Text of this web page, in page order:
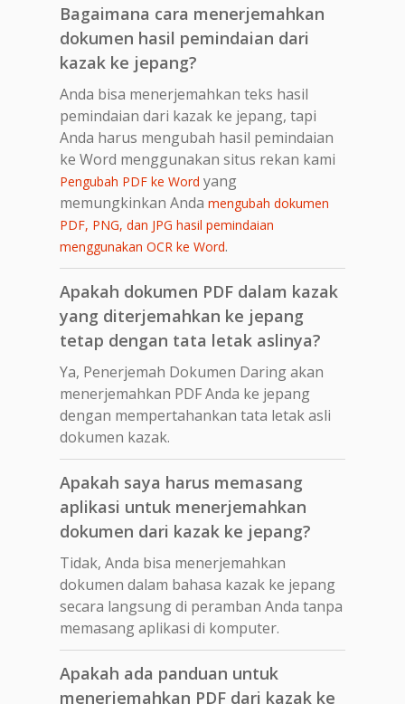
Bagaimana cara menerjemahkan
dokumen hasil pemindaian dari
kazak ke jepang?
Anda bisa menerjemahkan teks hasil
pemindaian dari kazak ke jepang, tapi
Anda harus mengubah hasil pemindaian
ke Word menggunakan situs rekan kami
Pengubah PDF ke Word yang
memungkinkan Anda mengubah dokumen
PDF, PNG, dan JPG hasil pemindaian
menggunakan OCR ke Word.
Apakah dokumen PDF dalam kazak
yang diterjemahkan ke jepang
tetap dengan tata letak aslinya?
Ya, Penerjemah Dokumen Daring akan
menerjemahkan PDF Anda ke jepang
dengan mempertahankan tata letak asli
dokumen kazak.
Apakah saya harus memasang
aplikasi untuk menerjemahkan
dokumen dari kazak ke jepang?
Tidak, Anda bisa menerjemahkan
dokumen dalam bahasa kazak ke jepang
secara langsung di peramban Anda tanpa
memasang aplikasi di komputer.
Apakah ada panduan untuk
menerjemahkan PDF dari kazak ke